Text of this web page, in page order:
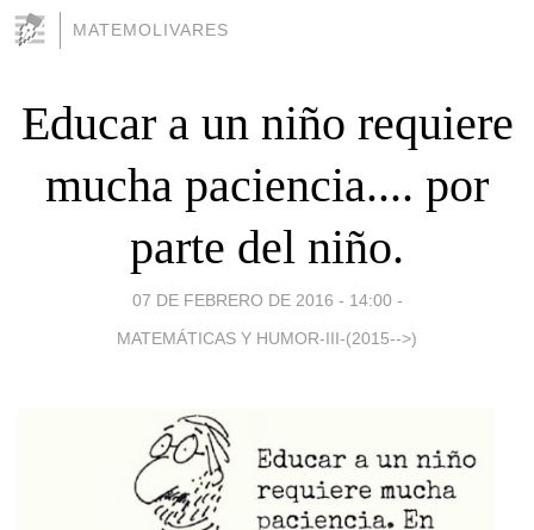
MATEMOLIVARES
Educar a un niño requiere
mucha paciencia.... por
parte del niño.
07 DE FEBRERO DE 2016 - 14:00 -
MATEMÁTICAS Y HUMOR-III-(2015-->)